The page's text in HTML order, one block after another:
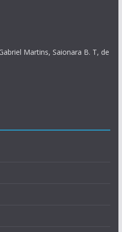
Martins, Saionara B. T, de